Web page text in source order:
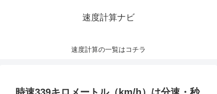
速度計算ナビ
速度計算の一覧はコチラ